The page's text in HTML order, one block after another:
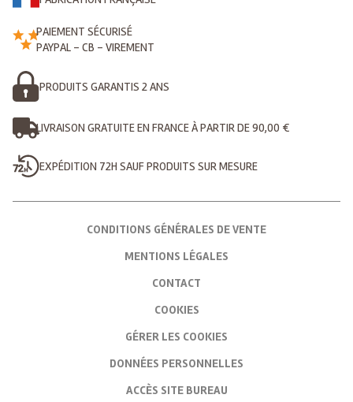
PAIEMENT SÉCURISÉ
PAYPAL - CB - VIREMENT
PRODUITS GARANTIS 2 ANS
LIVRAISON GRATUITE EN FRANCE À PARTIR DE 90,00 €
EXPÉDITION 72H SAUF PRODUITS SUR MESURE
CONDITIONS GÉNÉRALES DE VENTE
MENTIONS LÉGALES
CONTACT
COOKIES
GÉRER LES COOKIES
DONNÉES PERSONNELLES
ACCÈS SITE BUREAU